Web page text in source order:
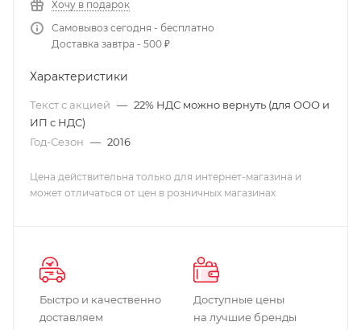
Хочу в подарок
Самовывоз сегодня - бесплатно
Доставка завтра - 500 ₽
Характеристики
Текст с акцией — 22% НДС можно вернуть (для ООО и
ИП с НДС)
Год-Сезон — 2016
Цена действительна только для интернет-магазина и
может отличаться от цен в розничных магазинах
Быстро и качественно
доставляем
Доступные цены
на лучшие бренды